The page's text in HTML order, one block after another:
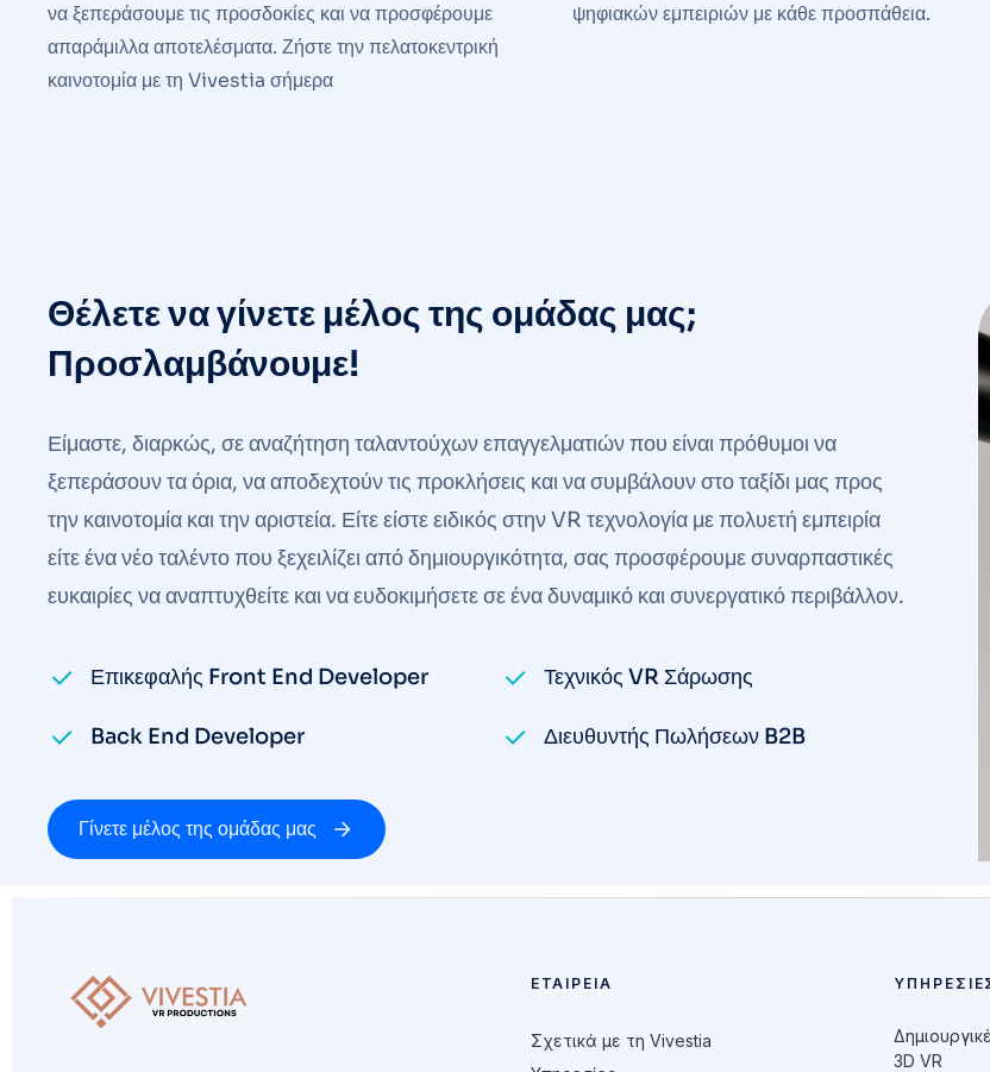
να ξεπεράσουμε τις προσδοκίες και να προσφέρουμε
απαράμιλλα αποτελέσματα. Ζήστε την πελατοκεντρική
καινοτομία με τη Vivestia σήμερα
ψηφιακών εμπειριών με κάθε προσπάθεια.
Θέλετε να γίνετε μέλος της ομάδας μας;
Προσλαμβάνουμε!
Είμαστε, διαρκώς, σε αναζήτηση ταλαντούχων επαγγελματιών που είναι πρόθυμοι να
ξεπεράσουν τα όρια, να αποδεχτούν τις προκλήσεις και να συμβάλουν στο ταξίδι μας προς
την καινοτομία και την αριστεία. Είτε είστε ειδικός στην VR τεχνολογία με πολυετή εμπειρία
είτε ένα νέο ταλέντο που ξεχειλίζει από δημιουργικότητα, σας προσφέρουμε συναρπαστικές
ευκαιρίες να αναπτυχθείτε και να ευδοκιμήσετε σε ένα δυναμικό και συνεργατικό περιβάλλον.
Επικεφαλής Front End Developer Τεχνικός VR Σάρωσης
Back End Developer Διευθυντής Πωλήσεων B2B
Γίνετε μέλος της ομάδας μας
ΕΤΑΙΡΕΊΑ
Σχετικά με τη Vivestia
3D VR